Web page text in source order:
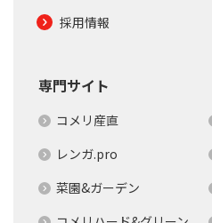
採用情報
専門サイト
コメリ産直
レンガ.pro
菜園&ガーデン